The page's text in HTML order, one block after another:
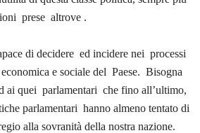
prese altrove .
di decidere ed incidere nei processi
e sociale del Paese. Bisogna
ai quei parlamentari che fino all’ultimo,
parlamentari hanno almeno tentato di
alla sovranità della nostra nazione.